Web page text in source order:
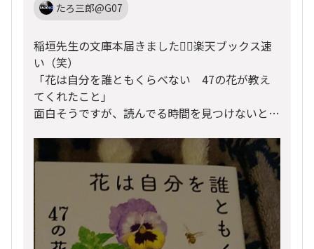
たろ三郎@G07
稲垣先生の文庫本届きました🙆‍♂楽天ブックス速
い（笑）
「花は自分を誰ともくらべない 47の花が教え
てくれたこと」
面白そうですが、読んでる時間を見つけないと…